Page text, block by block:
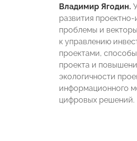
Владимир Ягодин.
развития
проблемы и
к управлению
проектами,
проекта и
экологичности
информационного
цифровых решений.